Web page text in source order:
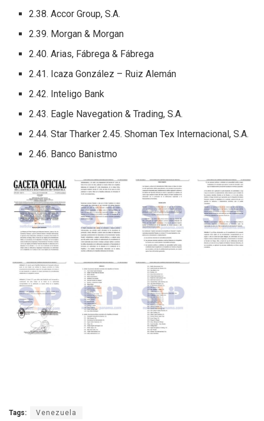
2.38. Accor Group, S.A.
2.39. Morgan & Morgan
2.40. Arias, Fábrega & Fábrega
2.41. Icaza González – Ruiz Alemán
2.42. Inteligo Bank
2.43. Eagle Navegation & Trading, S.A.
2.44. Star Tharker 2.45. Shoman Tex Internacional, S.A.
2.46. Banco Banistmo
Tags: Venezuela